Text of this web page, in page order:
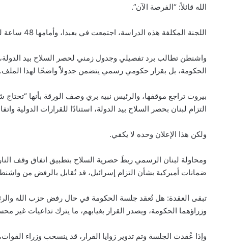
الله قائلاً: “الفرصة الآن”.
اللجنة المكلفة هذه الدراسة، اجتمعت في بعبدا، وأمامها 48 ساعة لتوحيد موقفها وتقديمه الى باراك الاثنين.
واشنطن تطالب برد تفصيلي وجدول زمني لحصر السلاح بيد
الحكومة، بل بقرار حكومي رسمي يتضمن جدولاً واضحًا لهذا الملف.
بيروت تراجع موقفها، والرئيس نبيه بري وصف الورقة بأنها
التزام لبنان بحصر السلاح بيد الدولة، استنادًا للقرارات الدولية
ولكن هذا الإعلان وحده لا يكفي.
ومحاولة لبنان الرسمي ربطَ حصرية السلاح بتطبيق اتفاق وقف
ضمانات أميركية بشأن التزام إسرائيل، قد تُقابل بالرفض من
تبقى العقدة: هل تُعقد جلسة الحكومة في حال رفض حزب الله
وزراؤهما الحكومة، ويصدر القرار بغيابهم، ما يترك تداعيات غير
وإذا عُقدت الجلسة وتم تدوير زوايا القرار، قد ينسحب وزراء